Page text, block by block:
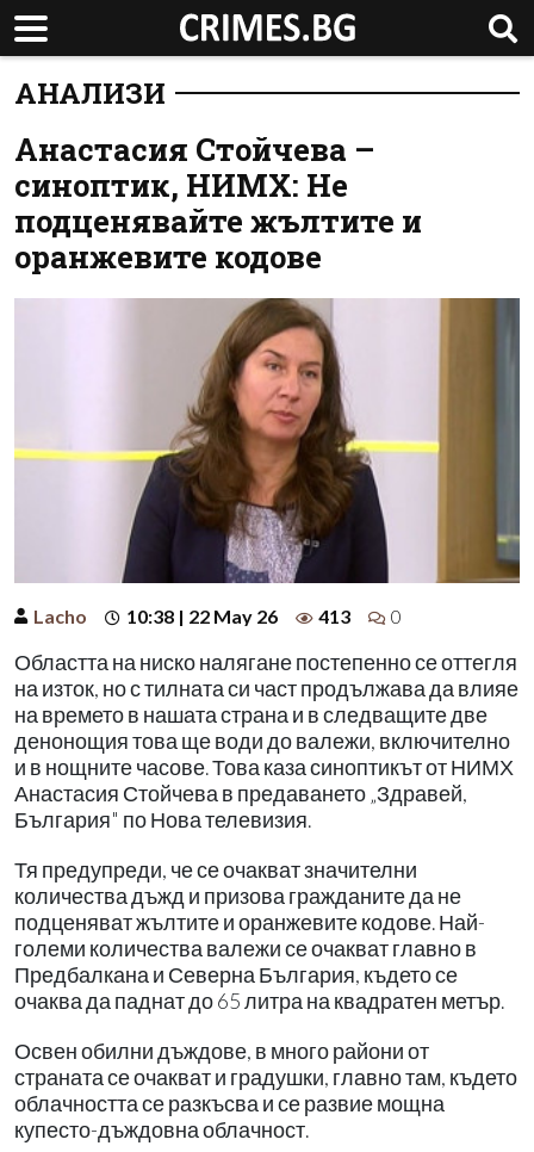
АНАЛИЗИ
Анастасия Стойчева –
синоптик, НИМХ: Не
подценявайте жълтите и
оранжевите кодове
Lacho 10:38 | 22 May 26 413 0
Областта на ниско налягане постепенно се оттегля
на изток, но с тилната си част продължава да влияе
на времето в нашата страна и в следващите две
денонощия това ще води до валежи, включително
и в нощните часове. Това каза синоптикът от НИМХ
Анастасия Стойчева в предаването „Здравей,
България" по Нова телевизия.
Тя предупреди, че се очакват значителни
количества дъжд и призова гражданите да не
подценяват жълтите и оранжевите кодове. Най-
големи количества валежи се очакват главно в
Предбалкана и Северна България, където се
очаква да паднат до 65 литра на квадратен метър.
Освен обилни дъждове, в много райони от
страната се очакват и градушки, главно там, където
облачността се разкъсва и се развие мощна
купесто-дъждовна облачност.